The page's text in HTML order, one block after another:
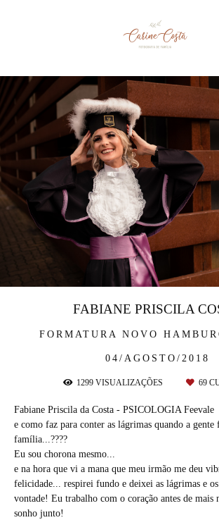
FORMATURA NOVO
04/AGOSTO/2018
FABIANE PRISCILA
1299 VISUALIZAÇÕES 69
Fabiane Priscila da Costa - PSICOLOGIA Feevale
e como faz para conter as lágrimas quando a
família...????
Eu sou chorona mesmo...
e na hora que vi a mana que meu irmão me deu
felicidade... respirei fundo e deixei as lágrimas e
vontade! Eu trabalho com o coração antes de mais
sonho junto!